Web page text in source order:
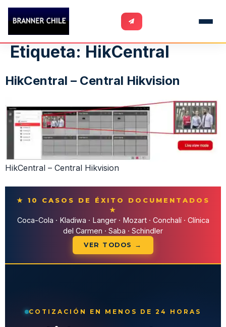
Etiqueta: HikCentral
HikCentral – Central Hikvision
HikCentral – Central Hikvision
★ 10 CASOS DE ÉXITO DOCUMENTADOS
★
Coca-Cola · Kladiwa · Langer · Mozart · Conchalí · Clínica
del Carmen · Saba · Schindler
VER TODOS →
COTIZACIÓN EN MENOS DE 24 HORAS